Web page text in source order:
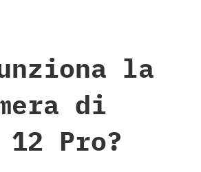
la
di
Pro?